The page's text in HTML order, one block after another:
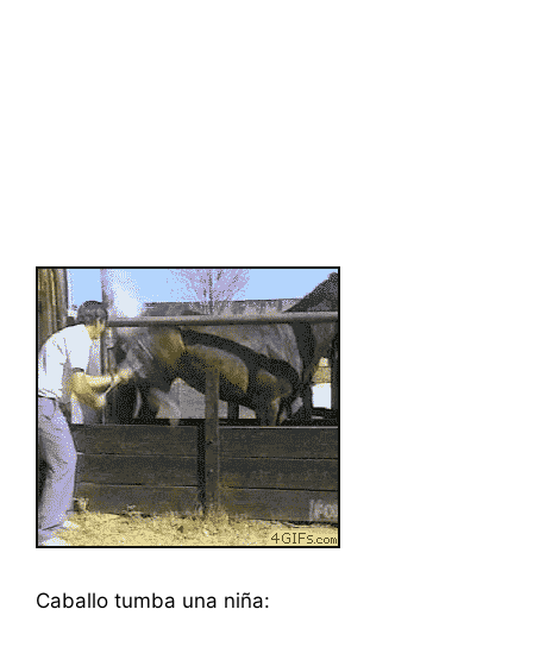
Caballo tumba una niña: